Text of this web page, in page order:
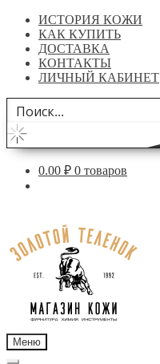
ИСТОРИЯ КОЖИ
КАК КУПИТЬ
ДОСТАВКА
КОНТАКТЫ
ЛИЧНЫЙ КАБИНЕТ
0.00 ₽ 0 товаров
навигации
содержимому
Меню